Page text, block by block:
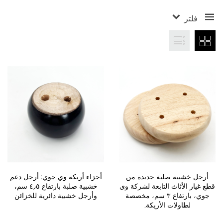
فلتر
أرجل خشبية صلبة جديدة من
قطع غيار الأثاث التابعة لشركة وي
جوي، بارتفاع ٣ سم، مخصصة
لطاولات الأريكة.
أجزاء أريكة وي جوي: أرجل دعم
خشبية صلبة بارتفاع ٤٫٥ سم،
وأرجل خشبية دائرية للخزائن